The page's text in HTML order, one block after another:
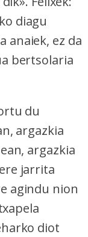
diagu
anaiek, ez da
bertsolaria
du
argazkia
argazkia
jarrita
agindu nion
diot